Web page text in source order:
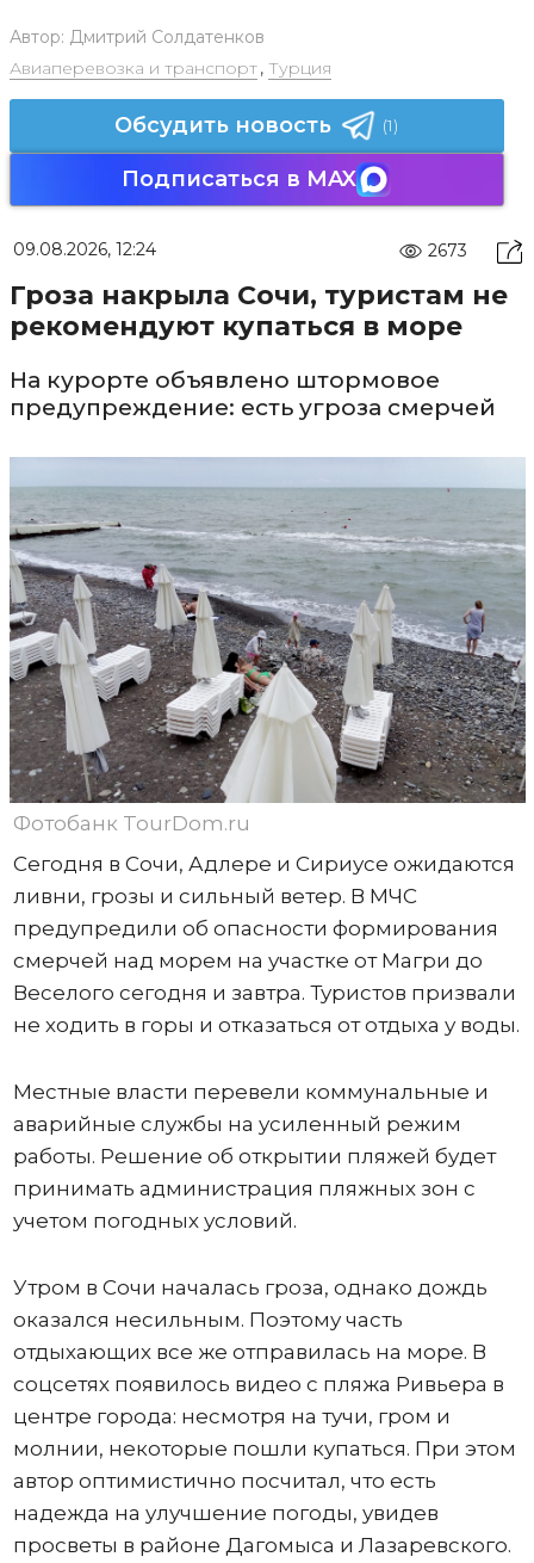
Автор: Дмитрий Солдатенков
Авиаперевозка и транспорт, Турция
Обсудить новость (1)
Подписаться в MAX
09.08.2026, 12:24 2673
Гроза накрыла Сочи, туристам не
рекомендуют купаться в море
На курорте объявлено штормовое
предупреждение: есть угроза смерчей
Фотобанк TourDom.ru
Сегодня в Сочи, Адлере и Сириусе ожидаются
ливни, грозы и сильный ветер. В МЧС
предупредили об опасности формирования
смерчей над морем на участке от Магри до
Веселого сегодня и завтра. Туристов призвали
не ходить в горы и отказаться от отдыха у воды.
Местные власти перевели коммунальные и
аварийные службы на усиленный режим
работы. Решение об открытии пляжей будет
принимать администрация пляжных зон с
учетом погодных условий.
Утром в Сочи началась гроза, однако дождь
оказался несильным. Поэтому часть
отдыхающих все же отправилась на море. В
соцсетях появилось видео с пляжа Ривьера в
центре города: несмотря на тучи, гром и
молнии, некоторые пошли купаться. При этом
автор оптимистично посчитал, что есть
надежда на улучшение погоды, увидев
просветы в районе Дагомыса и Лазаревского.